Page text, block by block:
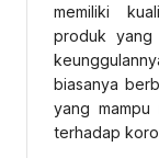
memiliki
produk yang
biasanya
yang
terhadap